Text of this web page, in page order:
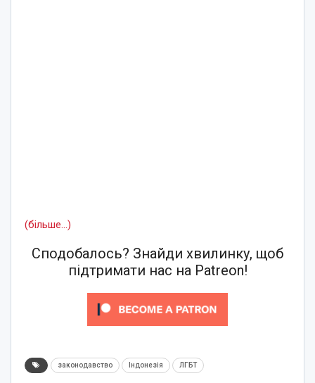
(більше…)
Сподобалось? Знайди хвилинку, щоб
підтримати нас на Patreon!
законодавство Індонезія ЛГБТ